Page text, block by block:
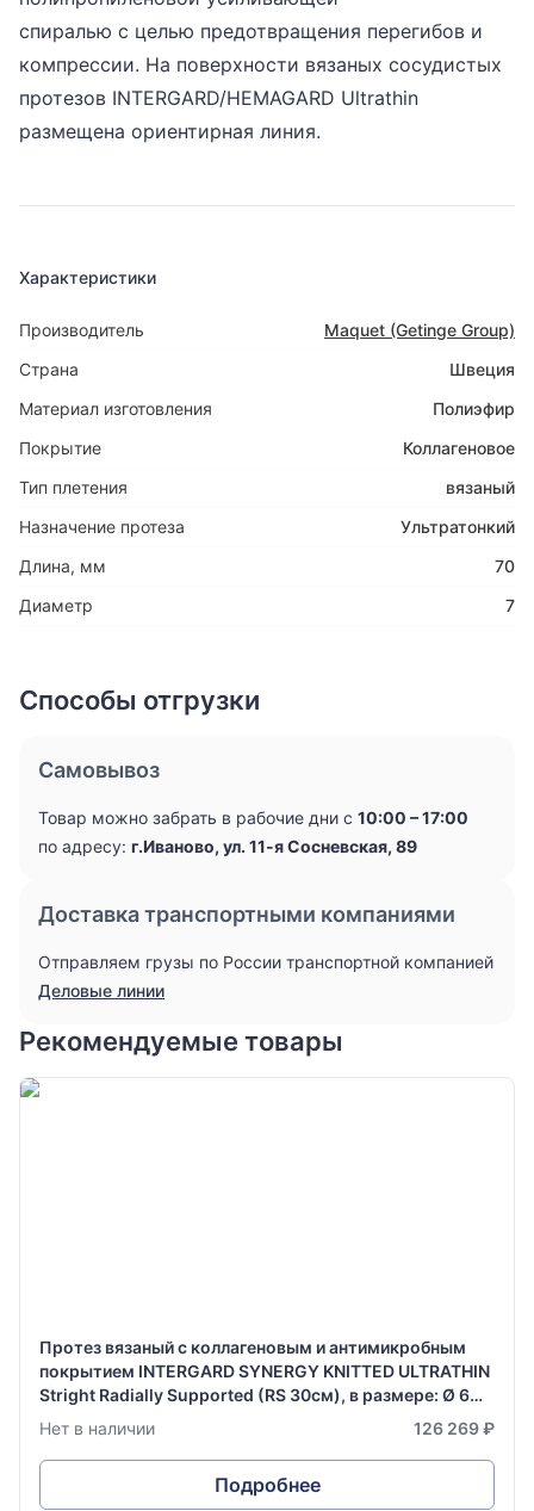
спиралью с целью предотвращения перегибов и
компрессии. На поверхности вязаных сосудистых
протезов INTERGARD/HEMAGARD Ultrathin
размещена ориентирная линия.
Характеристики
Производитель
Maquet (Getinge Group)
Страна
Швеция
Материал изготовления
Полиэфир
Покрытие
Коллагеновое
Тип плетения
вязаный
Назначение протеза
Ультратонкий
Длина, мм
70
Диаметр
7
Способы отгрузки
Самовывоз
Товар можно забрать в рабочие дни с 10:00 – 17:00
по адресу: г.Иваново, ул. 11-я Сосневская, 89
Доставка транспортными компаниями
Отправляем грузы по России транспортной компанией
Деловые линии
Рекомендуемые товары
Протез вязаный с коллагеновым и антимикробным
покрытием INTERGARD SYNERGY KNITTED ULTRATHIN
Stright Radially Supported (RS 30см), в размере: Ø 6
мм х 70 см
Нет в наличии 126 269 ₽
Подробнее